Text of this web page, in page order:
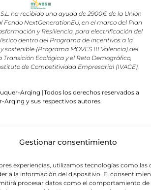
Gestionar consentimiento
experiencias, utilizamos tecnologías como las
a la información del dispositivo. El
procesar datos como el comportamiento de
S.L. ha recibido una ayuda de 2900€ de la Unión
Fondo NextGenerationEU, en el marco del Plan
y Resiliencia, para electrificación del
dentro del Programa de incentivos a la
sostenible (Programa MOVES III Valencia) del
Transición Ecológica y el Reto Demográfico,
de Competitividad Empresarial (IVACE).
Arqing |Todos los derechos reservados a
Arqing y sus respectivos autores.